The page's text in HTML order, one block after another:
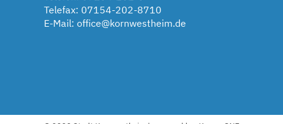
Telefax: 07154-202-8710
E-Mail: office@kornwestheim.de